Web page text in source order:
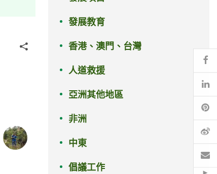
分享
發展教育
香港、澳門、台灣
人道救援
亞洲其他地區
非洲
中東
倡議工作